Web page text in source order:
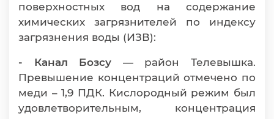
поверхностных вод на содержание
химических загрязнителей по индексу
загрязнения воды (ИЗВ):
- Канал Бозсу — район Телевышка.
Превышение концентраций отмечено по
меди – 1,9 ПДК. Кислородный режим был
удовлетворительным, концентрация